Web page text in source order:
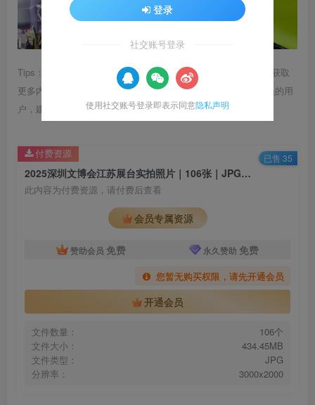
Tips：1.内容图片或视频可能会有压缩，若文章提供下载服务，获取
更多内容（无展示酷水印）可在下方下载； 2.没有百度网盘会员的用
户，建议用123云盘可获得更快的下载速度。
2025深圳文博会江苏展台实拍照片｜106张｜JPG｜434.45M
此内容为付费资源，请付费后查看
会员专属资源
赞助会员 免费 永久赞助 免费
您暂无购买权限，请先开通会员
开通会员
文件数量：
106个
文件大小：
434.45MB
文件类型：
JPG
分辨率：
3000x2000
付费资源 已售 35
登录
社交账号登录
使用社交账号登录即表示同意隐私声明